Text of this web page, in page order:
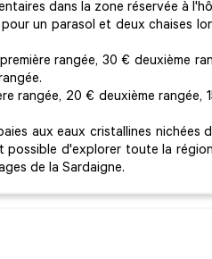
dans la zone réservée à
pour un parasol et deux chaises
rangée, 30 € deuxième
rangée, 20 € deuxième rangée,
aux eaux cristallines nichées
possible d'explorer toute la
de la Sardaigne.